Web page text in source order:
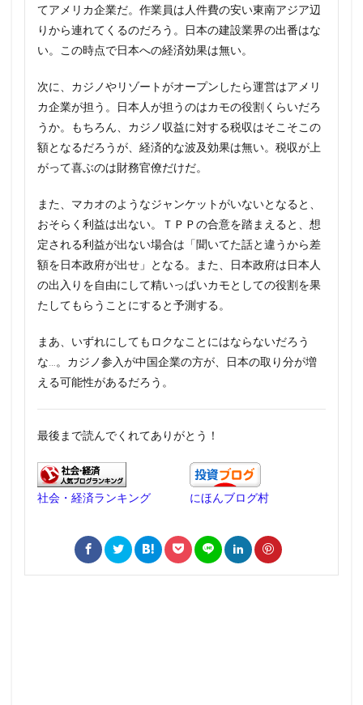
てアメリカ企業だ。作業員は人件費の安い東南アジア辺
りから連れてくるのだろう。日本の建設業界の出番はな
い。この時点で日本への経済効果は無い。
次に、カジノやリゾートがオープンしたら運営はアメリ
カ企業が担う。日本人が担うのはカモの役割くらいだろ
うか。もちろん、カジノ収益に対する税収はそこそこの
額となるだろうが、経済的な波及効果は無い。税収が上
がって喜ぶのは財務官僚だけだ。
また、マカオのようなジャンケットがいないとなると、
おそらく利益は出ない。ＴＰＰの合意を踏まえると、想
定される利益が出ない場合は「聞いてた話と違うから差
額を日本政府が出せ」となる。また、日本政府は日本人
の出入りを自由にして精いっぱいカモとしての役割を果
たしてもらうことにすると予測する。
まあ、いずれにしてもロクなことにはならないだろう
な…。カジノ参入が中国企業の方が、日本の取り分が増
える可能性があるだろう。
最後まで読んでくれてありがとう！
社会・経済ランキング にほんブログ村